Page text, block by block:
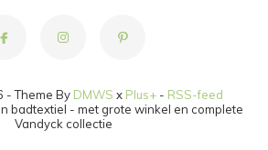
- Theme By DMWS x Plus+ - RSS-feed
badtextiel - met grote winkel en complete
Vandyck collectie